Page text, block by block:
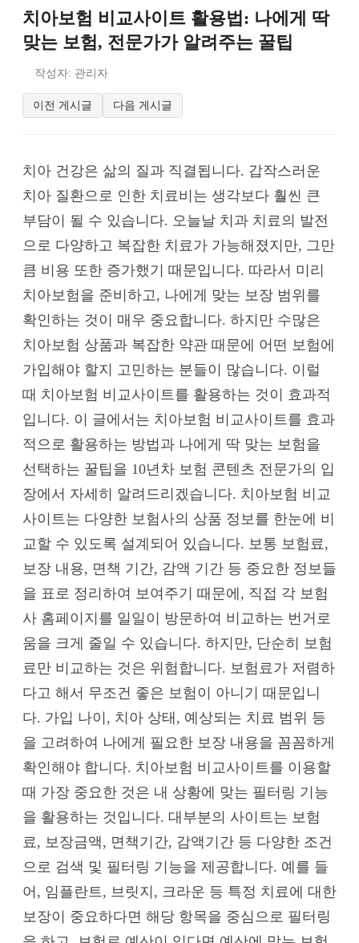
치아보험 비교사이트 활용법: 나에게 딱
맞는 보험, 전문가가 알려주는 꿀팁
작성자: 관리자
이전 게시글 다음 게시글
치아 건강은 삶의 질과 직결됩니다. 갑작스러운
치아 질환으로 인한 치료비는 생각보다 훨씬 큰
부담이 될 수 있습니다. 오늘날 치과 치료의 발전
으로 다양하고 복잡한 치료가 가능해졌지만, 그만
큼 비용 또한 증가했기 때문입니다. 따라서 미리
치아보험을 준비하고, 나에게 맞는 보장 범위를
확인하는 것이 매우 중요합니다. 하지만 수많은
치아보험 상품과 복잡한 약관 때문에 어떤 보험에
가입해야 할지 고민하는 분들이 많습니다. 이럴
때 치아보험 비교사이트를 활용하는 것이 효과적
입니다. 이 글에서는 치아보험 비교사이트를 효과
적으로 활용하는 방법과 나에게 딱 맞는 보험을
선택하는 꿀팁을 10년차 보험 콘텐츠 전문가의 입
장에서 자세히 알려드리겠습니다. 치아보험 비교
사이트는 다양한 보험사의 상품 정보를 한눈에 비
교할 수 있도록 설계되어 있습니다. 보통 보험료,
보장 내용, 면책 기간, 감액 기간 등 중요한 정보들
을 표로 정리하여 보여주기 때문에, 직접 각 보험
사 홈페이지를 일일이 방문하여 비교하는 번거로
움을 크게 줄일 수 있습니다. 하지만, 단순히 보험
료만 비교하는 것은 위험합니다. 보험료가 저렴하
다고 해서 무조건 좋은 보험이 아니기 때문입니
다. 가입 나이, 치아 상태, 예상되는 치료 범위 등
을 고려하여 나에게 필요한 보장 내용을 꼼꼼하게
확인해야 합니다. 치아보험 비교사이트를 이용할
때 가장 중요한 것은 내 상황에 맞는 필터링 기능
을 활용하는 것입니다. 대부분의 사이트는 보험
료, 보장금액, 면책기간, 감액기간 등 다양한 조건
으로 검색 및 필터링 기능을 제공합니다. 예를 들
어, 임플란트, 브릿지, 크라운 등 특정 치료에 대한
보장이 중요하다면 해당 항목을 중심으로 필터링